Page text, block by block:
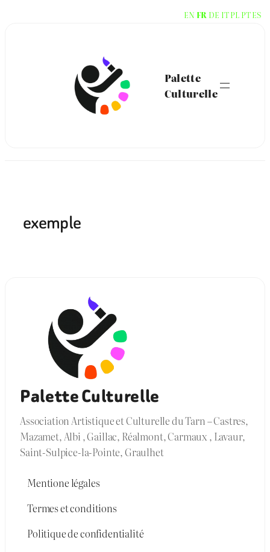
Palette
Culturelle
exemple
Palette Culturelle
Association Artistique et Culturelle du Tarn – Castres,
Mazamet, Albi , Gaillac, Réalmont, Carmaux , Lavaur,
Saint-Sulpice-la-Pointe, Graulhet
Mentione légales
Termes et conditions
Politique de confidentialité
EN FR DE ITPL PTES